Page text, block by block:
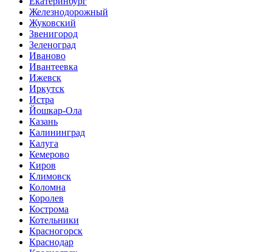
Железнодорожный
Жуковский
Звенигород
Зеленоград
Иваново
Ивантеевка
Ижевск
Иркутск
Истра
Йошкар-Ола
Казань
Калининград
Калуга
Кемерово
Киров
Климовск
Коломна
Королев
Кострома
Котельники
Красногорск
Краснодар